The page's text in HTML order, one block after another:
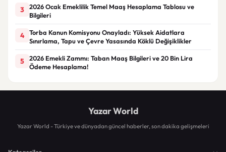
3
2026 Ocak Emeklilik Temel Maaş Hesaplama Tablosu ve
Bilgileri
4
Torba Kanun Komisyonu Onayladı: Yüksek Aidatlara
Sınırlama, Tapu ve Çevre Yasasında Köklü Değişiklikler
5
2026 Emekli Zammı: Taban Maaş Bilgileri ve 20 Bin Lira
Ödeme Hesaplama!
Yazar World
Yazar World - Türkiye ve dünyadan güncel haberler, son dakika gelişmeleri